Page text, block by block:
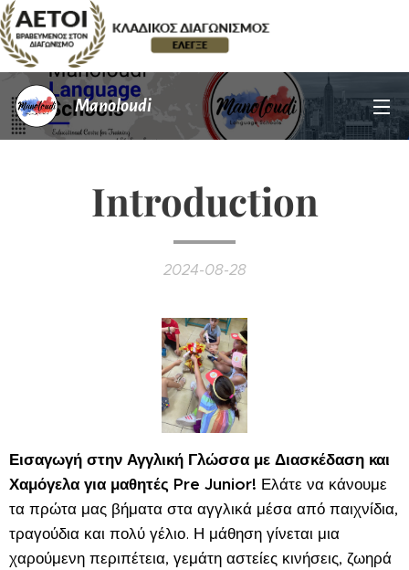
Manoloudi
Introduction
2024-08-28
Εισαγωγή στην Αγγλική Γλώσσα με Διασκέδαση και
Χαμόγελα για μαθητές Pre Junior! Ελάτε να κάνουμε
τα πρώτα μας βήματα στα αγγλικά μέσα από παιχνίδια,
τραγούδια και πολύ γέλιο. Η μάθηση γίνεται μια
χαρούμενη περιπέτεια, γεμάτη αστείες κινήσεις, ζωηρά